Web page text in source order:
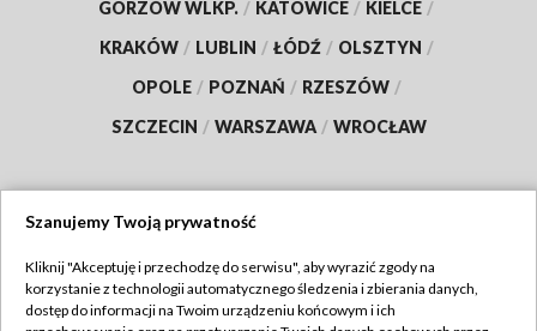
GORZÓW WLKP. / KATOWICE / KIELCE /
KRAKÓW / LUBLIN / ŁÓDŹ / OLSZTYN /
OPOLE / POZNAŃ / RZESZÓW /
SZCZECIN / WARSZAWA / WROCŁAW
TVP
Szanujemy Twoją prywatność
Kliknij "Akceptuję i przechodzę do serwisu", aby wyrazić zgody na
korzystanie z technologii automatycznego śledzenia i zbierania danych,
dostęp do informacji na Twoim urządzeniu końcowym i ich